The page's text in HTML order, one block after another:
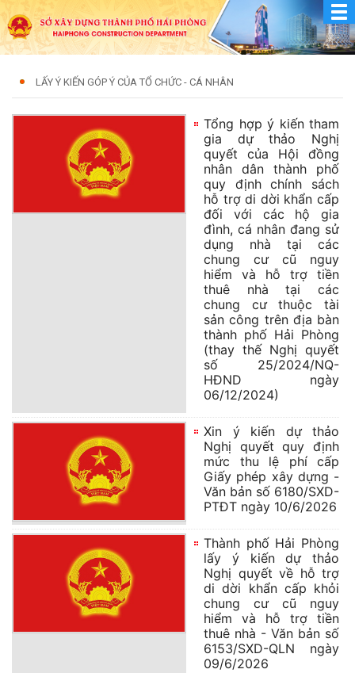
LẤY Ý KIẾN GÓP Ý CỦA TỔ CHỨC - CÁ NHÂN
Tổng hợp ý kiến tham
gia dự thảo Nghị
quyết của Hội đồng
nhân dân thành phố
quy định chính sách
hỗ trợ di dời khẩn cấp
đối với các hộ gia
đình, cá nhân đang sử
dụng nhà tại các
chung cư cũ nguy
hiểm và hỗ trợ tiền
thuê nhà tại các
chung cư thuộc tài
sản công trên địa bàn
thành phố Hải Phòng
(thay thế Nghị quyết
số 25/2024/NQ-
HĐND ngày
06/12/2024)
Xin ý kiến dự thảo
Nghị quyết quy định
mức thu lệ phí cấp
Giấy phép xây dựng -
Văn bản số 6180/SXD-
PTĐT ngày 10/6/2026
Thành phố Hải Phòng
lấy ý kiến dự thảo
Nghị quyết về hỗ trợ
di dời khẩn cấp khỏi
chung cư cũ nguy
hiểm và hỗ trợ tiền
thuê nhà - Văn bản số
6153/SXD-QLN ngày
09/6/2026